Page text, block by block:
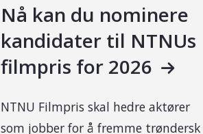
Nå kan du nominere
kandidater til NTNUs
filmpris for 2026
NTNU Filmpris skal hedre aktører
som jobber for å fremme trøndersk